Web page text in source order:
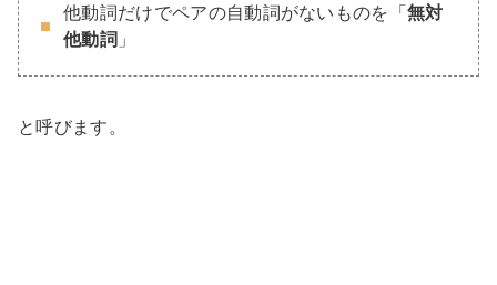
他動詞だけでペアの自動詞がないものを「無対
他動詞 」
と呼びます。